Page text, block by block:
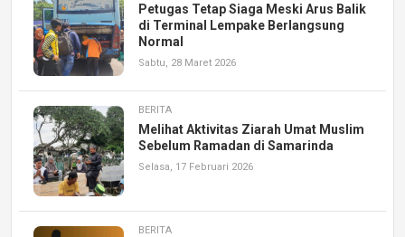
Petugas Tetap Siaga Meski Arus Balik
di Terminal Lempake Berlangsung
Normal
Sabtu, 28 Maret 2026
BERITA
Melihat Aktivitas Ziarah Umat Muslim
Sebelum Ramadan di Samarinda
Selasa, 17 Februari 2026
BERITA